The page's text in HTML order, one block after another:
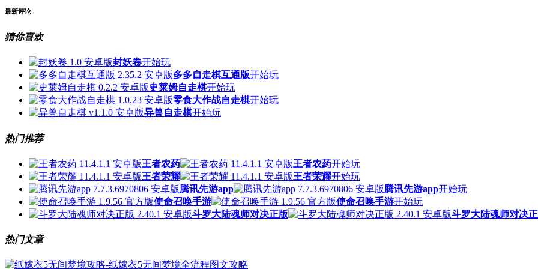
最新评论
猜你喜欢
封妖卷开始玩
多多自走棋互通版开始玩
史莱姆自走棋开始玩
零食大作战自走棋开始玩
异兽自走棋开始玩
热门推荐
王者农药 王者农药开始玩
王者荣耀
王者荣耀开始玩
腾讯先游app
腾讯先游app开始玩
使命召唤手游
使命召唤手游开始玩
斗罗大陆魂师对决正版
斗罗大陆魂师对决
热门文章